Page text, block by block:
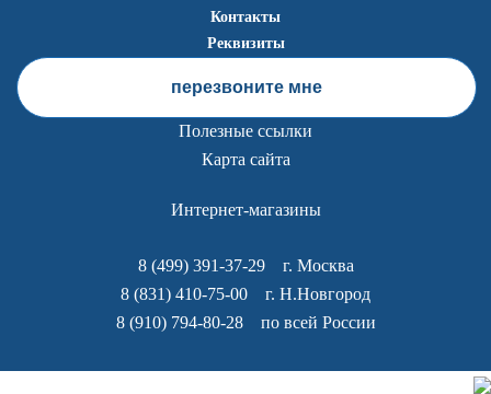
Контакты
Реквизиты
перезвоните мне
Полезные ссылки
Карта сайта
Интернет-магазины
8 (499) 391-37-29г. Москва
8 (831) 410-75-00 г. Н.Новгород
8 (910) 794-80-28по всей России